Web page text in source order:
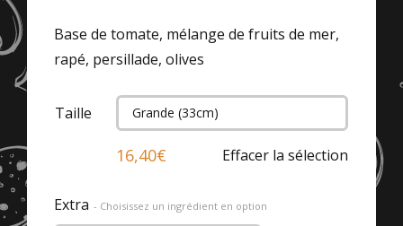
Base de tomate, mélange de fruits de mer,
rapé, persillade, olives
Taille
16,40€ Effacer la sélection
Extra - Choisissez un ingrédient en option